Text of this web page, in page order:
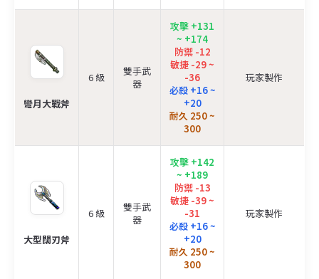
彎月大戰斧
6 級
雙手武
器
攻擊 +131
~ +174
防禦 -12
敏捷 -29 ~
-36
必殺 +16 ~
+20
耐久 250 ~
300
玩家製作
大型闊刃斧
6 級
雙手武
器
攻擊 +142
~ +189
防禦 -13
敏捷 -39 ~
-31
必殺 +16 ~
+20
耐久 250 ~
300
玩家製作